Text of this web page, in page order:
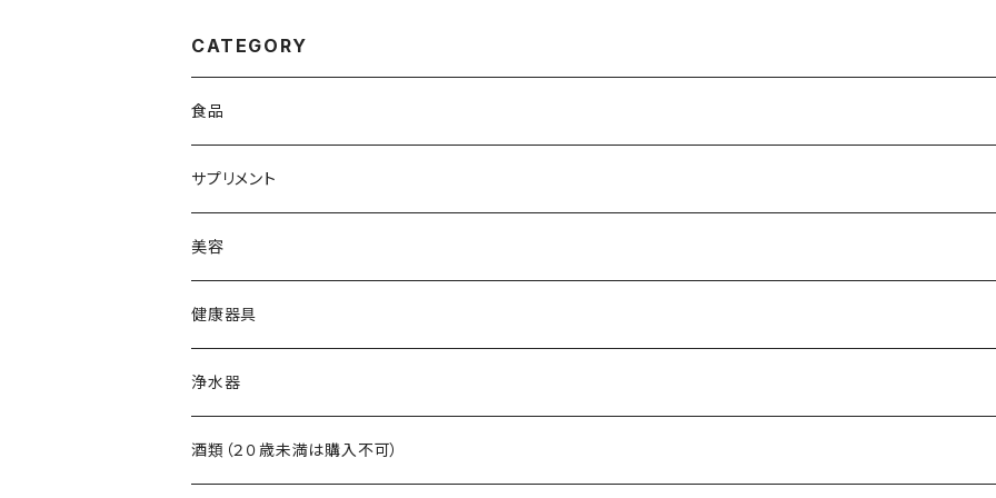
CATEGORY
食品
黒酢
食用油
調味料
自然食品
サプリメント
アミノ酸
ビタミン
ミネラル
食物繊維
美容
スキンケア
ヘアケア
健康器具
吸い玉医療器
吸い玉用部品
浄水器
浄水器本体
酒類（２０歳未満は購入不可）